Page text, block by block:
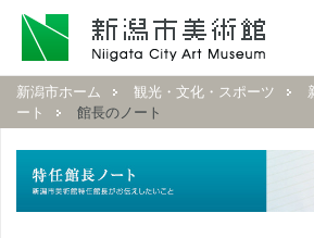
新潟市ホーム 観光・文化・スポーツ
ート
館長のノート